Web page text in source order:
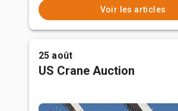
Voir les articles
25 août
US Crane Auction